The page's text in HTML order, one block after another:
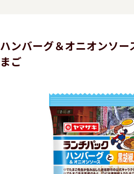
ハンバーグ＆オニオンソー
まご